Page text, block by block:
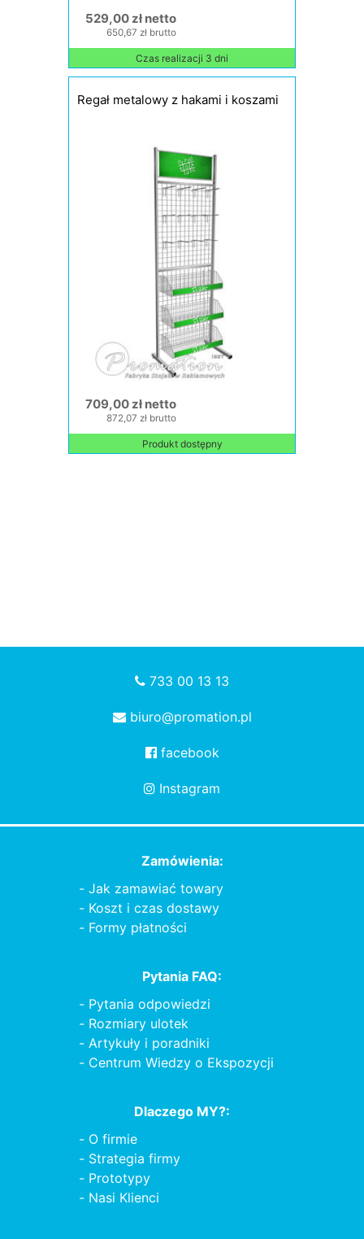
529,00 zł netto
650,67 zł brutto
Czas realizacji 3 dni
Regał metalowy z hakami i koszami
709,00 zł netto
872,07 zł brutto
Produkt dostępny
733 00 13 13
biuro@promation.pl
facebook
Instagram
Zamówienia:
Jak zamawiać towary
Koszt i czas dostawy
Formy płatności
Pytania FAQ:
Pytania odpowiedzi
Rozmiary ulotek
Artykuły i poradniki
Centrum Wiedzy o Ekspozycji
Dlaczego MY?:
O firmie
Strategia firmy
Prototypy
Nasi Klienci